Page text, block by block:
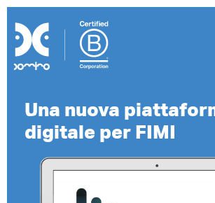
Una nuova
digitale per FIMI